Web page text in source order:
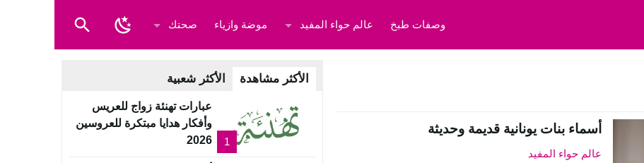
وصفات طبخ عالم حواء المفيد موضة وازياء صحتك
أسماء بنات يونانية قديمة وحديثة
عالم حواء المفيد
الأكثر مشاهدة الأكثر شعبية
1
عبارات تهنئة زواج للعريس
وأفكار هدايا مبتكرة للعروسين
2026